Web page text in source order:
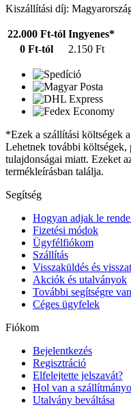
Kiszállítási díj:
22.000 Ft-tól Ingyenes*
0 Ft-tól
2.150 Ft
*Ezek a szállítási költségek
Lehetnek további költségek,
tulajdonságai miatt. Ezeket
termékleírásban találja.
Segítség
Hogyan adjak le
Fizetési módok
Ügyfélfiókom
Szállítás
Visszaküldés és
Akciók és utalványok
További segítségre
Céges ügyfelek
Fiókom
Bejelentkezés
Regisztráció
Elfelejtette jelszavát?
Hol van a
Utalvány beváltása